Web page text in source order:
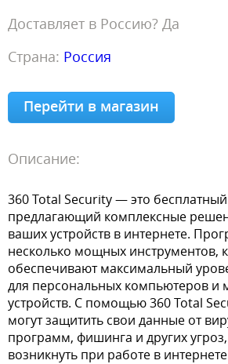
Доставляет в Россию? Да
Страна: Россия
Перейти в магазин
Описание:
360 Total Security — это
предлагающий комплексные
ваших устройств в интернете.
несколько мощных инструментов,
обеспечивают максимальный
для персональных компьютеров и
устройств. С помощью 360 Total
могут защитить свои данные от
программ, фишинга и других
возникнуть при работе в